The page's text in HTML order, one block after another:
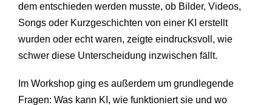
dem entschieden werden musste, ob Bilder, Videos,
Songs oder Kurzgeschichten von einer KI erstellt
wurden oder echt waren, zeigte eindrucksvoll, wie
schwer diese Unterscheidung inzwischen fällt.
Im Workshop ging es außerdem um grundlegende
Fragen: Was kann KI, wie funktioniert sie und wo